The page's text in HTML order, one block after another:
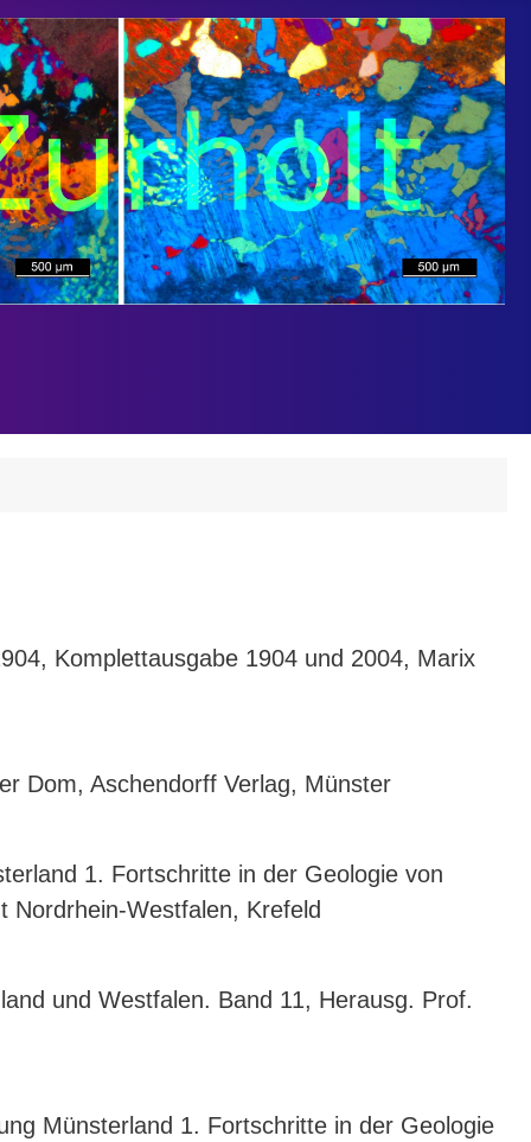
Komplettausgabe 1904 und 2004, Marix
Dom, Aschendorff Verlag, Münster
1. Fortschritte in der Geologie von
Nordrhein-Westfalen, Krefeld
und Westfalen. Band 11, Herausg. Prof.
Münsterland 1. Fortschritte in der Geologie